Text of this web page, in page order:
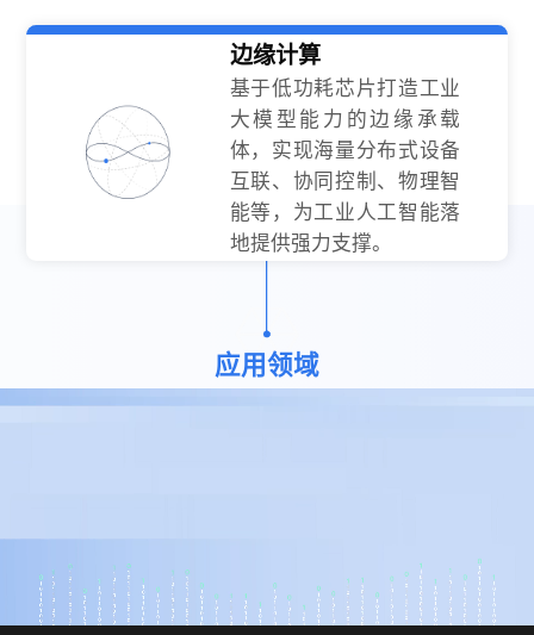
边缘计算
基于低功耗芯片打造工业
大模型能力的边缘承载
体，实现海量分布式设备
互联、协同控制、物理智
能等，为工业人工智能落
地提供强力支撑。
应用领域